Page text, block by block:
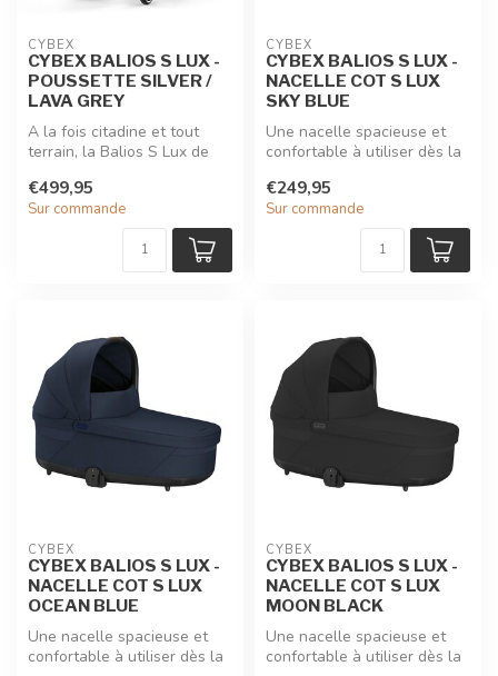
CYBEX
CYBEX BALIOS S LUX -
POUSSETTE SILVER /
LAVA GREY
A la fois citadine et tout
terrain, la Balios S Lux de
€499,95
Sur commande
CYBEX
CYBEX BALIOS S LUX -
NACELLE COT S LUX
SKY BLUE
Une nacelle spacieuse et
confortable à utiliser dès la
€249,95
Sur commande
CYBEX
CYBEX BALIOS S LUX -
NACELLE COT S LUX
OCEAN BLUE
Une nacelle spacieuse et
confortable à utiliser dès la
CYBEX
CYBEX BALIOS S LUX -
NACELLE COT S LUX
MOON BLACK
Une nacelle spacieuse et
confortable à utiliser dès la